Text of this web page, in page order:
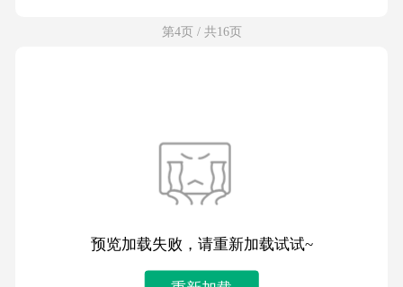
第4页 / 共16页
预览加载失败，请重新加载试试~